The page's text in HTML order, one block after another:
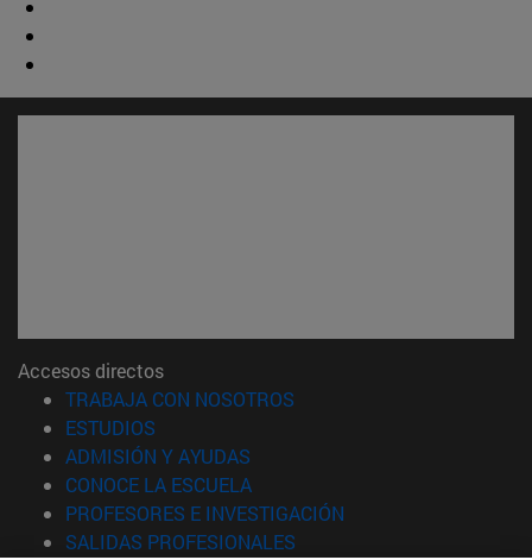
Accesos directos
TRABAJA CON NOSOTROS
ESTUDIOS
ADMISIÓN Y AYUDAS
CONOCE LA ESCUELA(abre en nueva ventana)
PROFESORES E INVESTIGACIÓN
SALIDAS PROFESIONALES